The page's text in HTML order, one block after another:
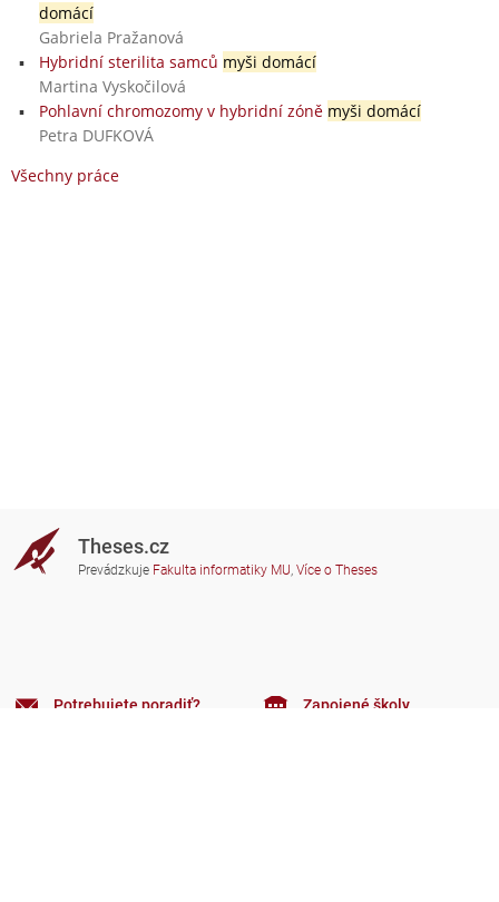
domácí
Gabriela Pražanová
Hybridní sterilita samců myši domácí
Martina Vyskočilová
Pohlavní chromozomy v hybridní zóně myši domácí
Petra DUFKOVÁ
Všechny práce
Theses.cz
Prevádzkuje Fakulta informatiky MU, Více o Theses
Potrebujete poradiť? Zapojené školy